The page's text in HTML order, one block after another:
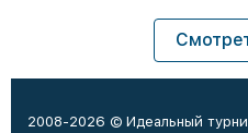
2008-2026 © Идеальный